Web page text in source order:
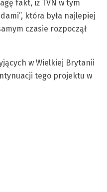
fakt, iż TVN w tym
która była najlepiej
czasie rozpoczął
w Wielkiej Brytanii
tego projektu w